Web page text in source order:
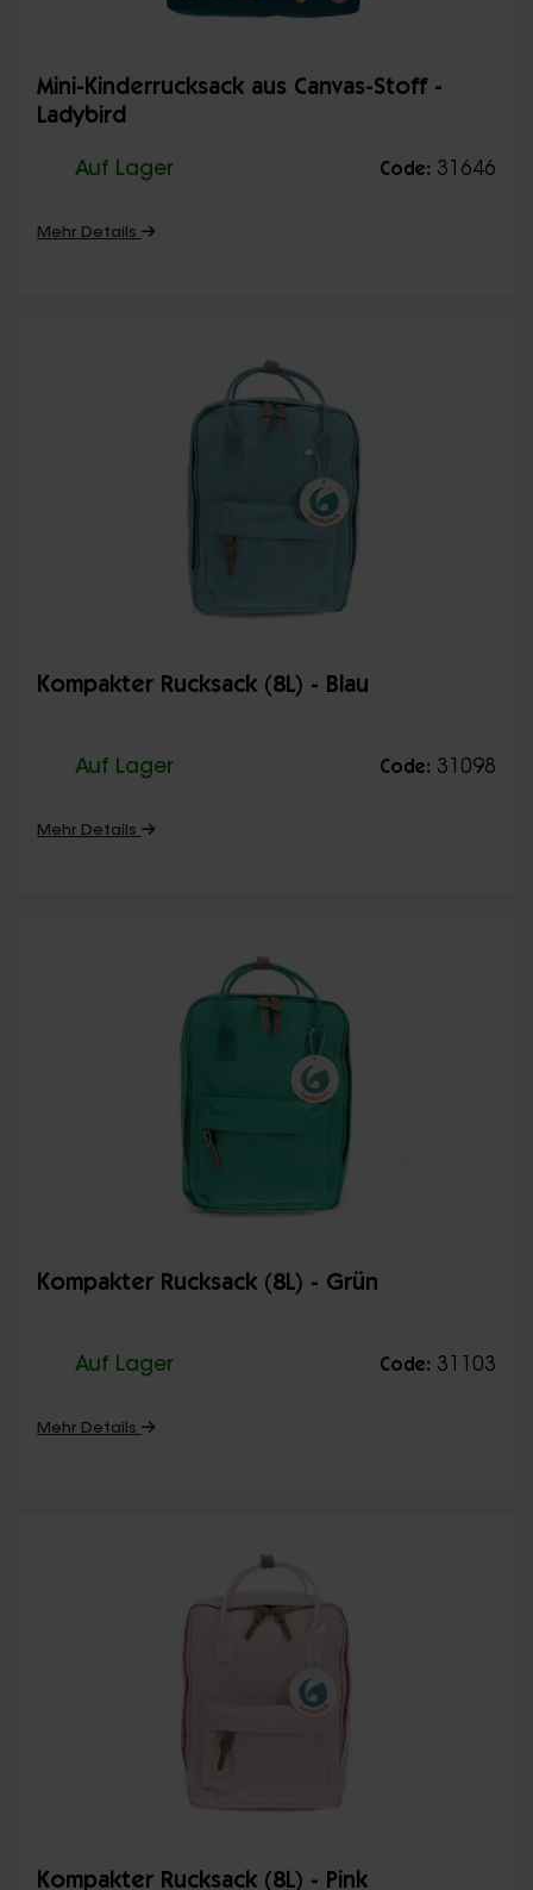
Mini-Kinderrucksack aus Canvas-Stoff -
Ladybird
Auf Lager Code: 31646
Mehr Details
Kompakter Rucksack (8L) - Blau
Auf Lager Code: 31098
Mehr Details
Kompakter Rucksack (8L) - Grün
Auf Lager Code: 31103
Mehr Details
Kompakter Rucksack (8L) - Pink